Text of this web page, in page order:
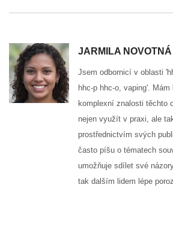
JARMILA NOVOTNÁ
Jsem odbornicí v oblasti
hhc-p hhc-o, vaping'.
komplexní znalosti těchto
nejen využít v praxi, ale
prostřednictvím svých
často píšu o tématech
umožňuje sdílet své
tak dalším lidem lépe